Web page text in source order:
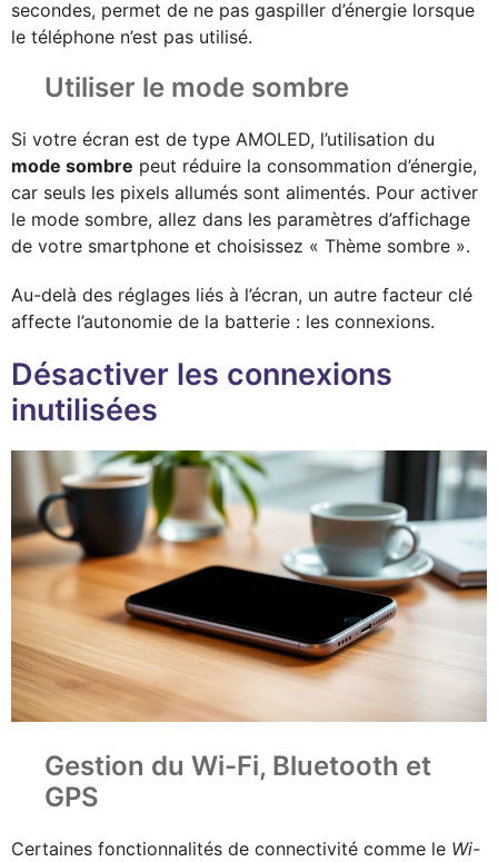
secondes, permet de ne pas gaspiller d’énergie lorsque
le téléphone n’est pas utilisé.
Utiliser le mode sombre
Si votre écran est de type AMOLED, l’utilisation du
mode sombre peut réduire la consommation d’énergie,
car seuls les pixels allumés sont alimentés. Pour activer
le mode sombre, allez dans les paramètres d’affichage
de votre smartphone et choisissez « Thème sombre ».
Au-delà des réglages liés à l’écran, un autre facteur clé
affecte l’autonomie de la batterie : les connexions.
Désactiver les connexions
inutilisées
Gestion du Wi-Fi, Bluetooth et
GPS
Certaines fonctionnalités de connectivité comme le Wi-